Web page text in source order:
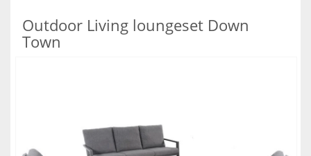
Outdoor Living loungeset Down
Town